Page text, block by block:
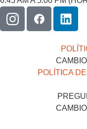
POLÍTICA